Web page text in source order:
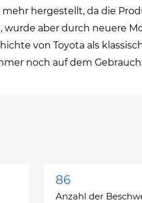
hergestellt, da die
wurde aber durch neuere
von Toyota als
noch auf dem
86
Anzahl der